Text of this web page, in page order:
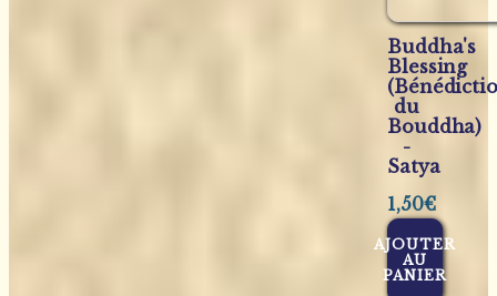
Buddha's
Blessing
du
Bouddha)
-
Satya
1,50€
AJOUTER
AU
PANIER